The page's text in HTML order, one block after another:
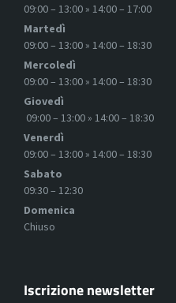
09:00 – 13:00 » 14:00 – 17:00
Martedì
09:00 – 13:00 » 14:00 – 18:30
Mercoledì
09:00 – 13:00 » 14:00 – 18:30
Giovedì
09:00 – 13:00 » 14:00 – 18:30
Venerdì
09:00 – 13:00 » 14:00 – 18:30
Sabato
09:30 – 12:30
Domenica
Chiuso
Iscrizione newsletter